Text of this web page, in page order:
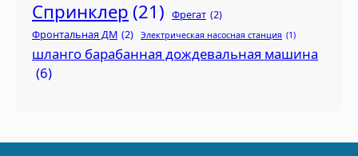
Спринклер (21) Фрегат (2)
Фронтальная ДМ (2) Электрическая насосная станция (1)
шланго барабанная дождевальная машина
(6)